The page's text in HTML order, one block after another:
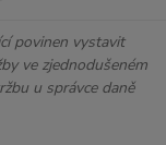
povinen vystavit
ve zjednodušeném
u správce daně